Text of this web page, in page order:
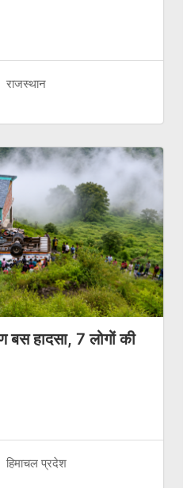
राजस्थान
बस हादसा, 7 लोगों की
हिमाचल प्रदेश